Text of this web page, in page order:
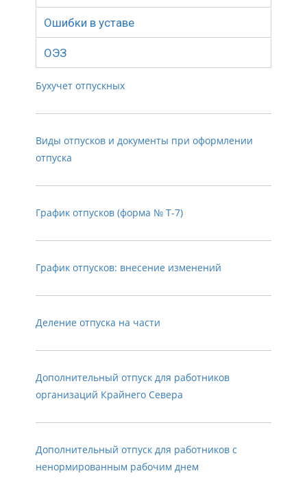
Ошибки в уставе
ОЭЗ
Бухучет отпускных
Виды отпусков и документы при оформлении
отпуска
График отпусков (форма № Т-7)
График отпусков: внесение изменений
Деление отпуска на части
Дополнительный отпуск для работников
организаций Крайнего Севера
Дополнительный отпуск для работников с
ненормированным рабочим днем